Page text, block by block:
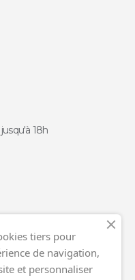
18h
tiers pour
de navigation,
et personnaliser